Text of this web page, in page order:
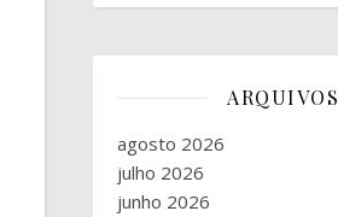
ARQUIVOS
agosto 2026
julho 2026
junho 2026